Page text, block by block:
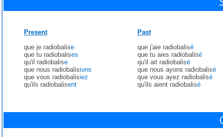
Present
que je radiobalise
que tu radiobalises
qu'il radiobalise
que nous radiobalisions
que vous radiobalisiez
qu'ils radiobalisent
Past
que j'aie radiobalisé
que tu aies radiobalisé
qu'il ait radiobalisé
que nous ayons radiobalisé
que vous ayez radiobalisé
qu'ils aient radiobalisé